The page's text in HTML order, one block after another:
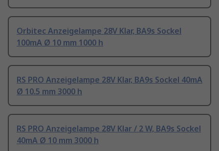
Orbitec Anzeigelampe 28V Klar, BA9s Sockel
100mA Ø 10 mm 1000 h
RS PRO Anzeigelampe 28V Klar, BA9s Sockel 40mA
Ø 10.5 mm 3000 h
RS PRO Anzeigelampe 28V Klar / 2 W, BA9s Sockel
40mA Ø 10 mm 3000 h